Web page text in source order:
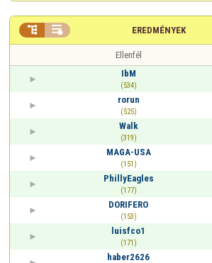
EREDMÉNYEK
 
Ellenfél
IbM
(534)
rorun
(525)
Walk
(319)
MAGA-USA
(151)
PhillyEagles
(177)
DORIFERO
(153)
luisfco1
(171)
haber2626